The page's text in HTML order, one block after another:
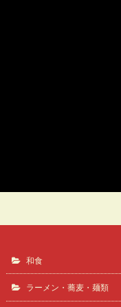
和食
ラーメン・蕎麦・麺類